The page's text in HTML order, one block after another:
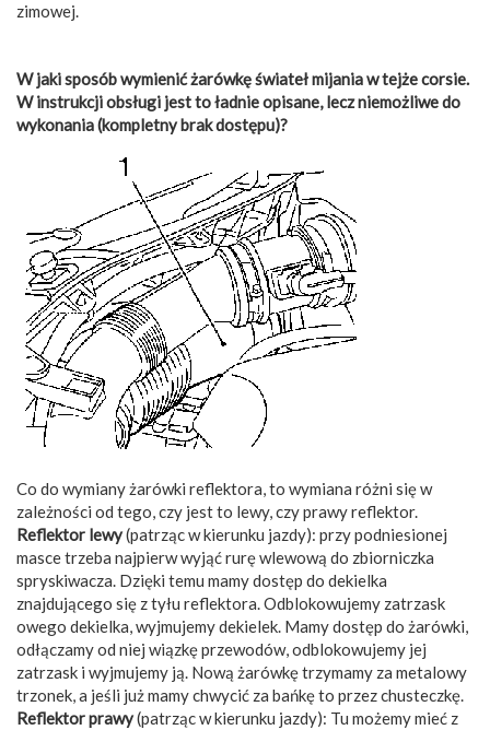
zimowej.
W jaki sposób wymienić żarówkę świateł mijania w tejże corsie.
W instrukcji obsługi jest to ładnie opisane, lecz niemożliwe do
wykonania (kompletny brak dostępu)?
Co do wymiany żarówki reflektora, to wymiana różni się w
zależności od tego, czy jest to lewy, czy prawy reflektor.
Reflektor lewy(patrząc w kierunku jazdy): przy podniesionej
masce trzeba najpierw wyjąć rurę wlewową do zbiorniczka
spryskiwacza. Dzięki temu mamy dostęp do dekielka
znajdującego się z tyłu reflektora. Odblokowujemy zatrzask
owego dekielka, wyjmujemy dekielek. Mamy dostęp do żarówki,
odłączamy od niej wiązkę przewodów, odblokowujemy jej
zatrzask i wyjmujemy ją. Nową żarówkę trzymamy za metalowy
trzonek, a jeśli już mamy chwycić za bańkę to przez chusteczkę.
Reflektor prawy(patrząc w kierunku jazdy): Tu możemy mieć z